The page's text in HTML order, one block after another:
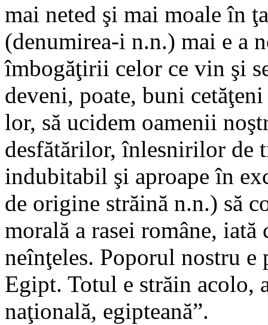
mai neted şi mai moale în
(denumirea-i n.n.) mai e a
îmbogăţirii celor ce vin şi
deveni, poate, buni
lor, să ucidem oamenii
desfătărilor, înlesnirilor de
indubitabil şi aproape în
de origine străină n.n.) să
morală a rasei române, iată
neînţeles. Poporul nostru e
Egipt. Totul e străin acolo,
naţională, egipteană”.